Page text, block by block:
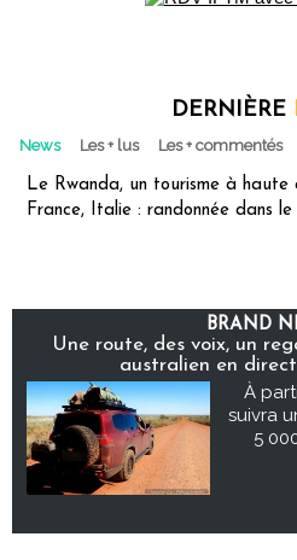
DERNIÈRE
News Les + lus Les + commentés
Le Rwanda, un tourisme à
France, Italie : randonnée dans
BRAND
Une route, des voix, un
australien en
À
suivra
5